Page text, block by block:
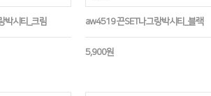
박시티_크림 aw4519 끈SET나그랑박시티_블랙
5,900원